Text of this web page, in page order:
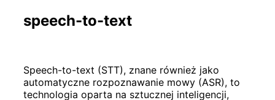
speech-to-text
Speech-to-text (STT), znane również jako
automatyczne rozpoznawanie mowy (ASR), to
technologia oparta na sztucznej inteligencji,